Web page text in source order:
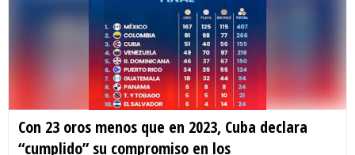
Con 23 oros menos que en 2023, Cuba declara
“cumplido” su compromiso en los